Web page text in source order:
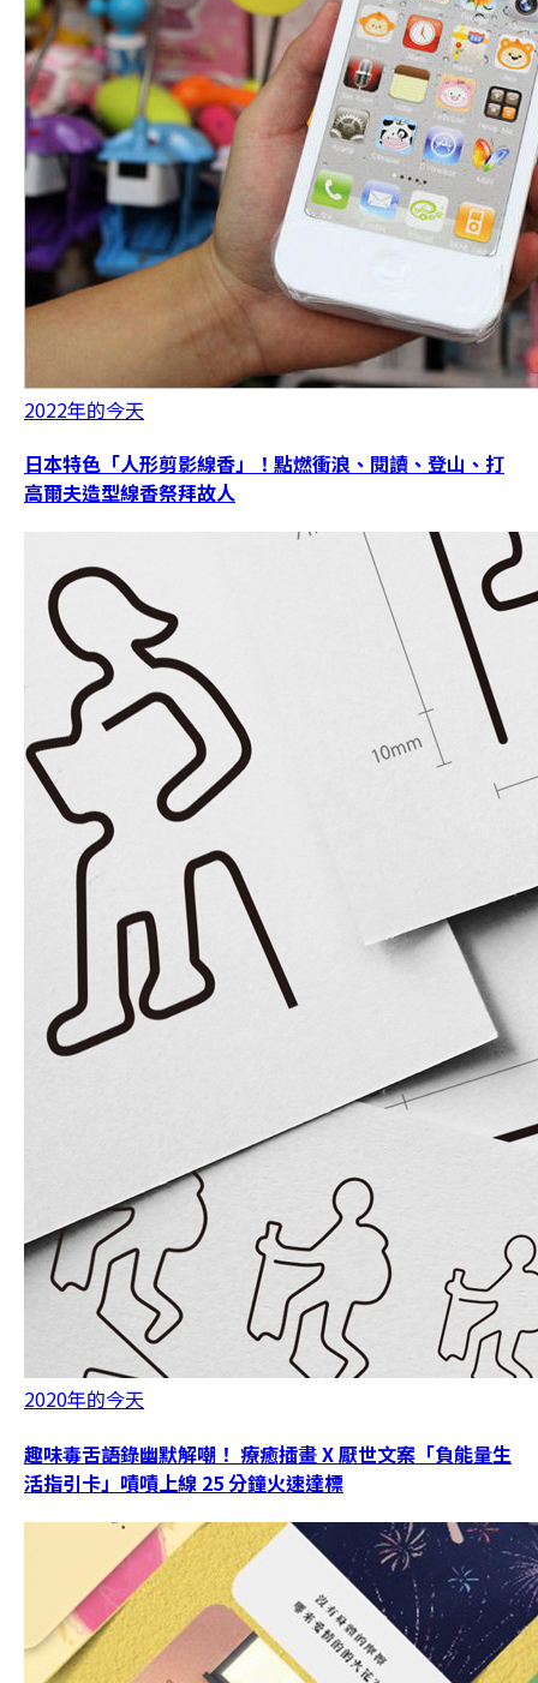
2022年的今天
日本特色「人形剪影線香」！點燃衝浪、閱讀、登山、打
高爾夫造型線香祭拜故人
2020年的今天
趣味毒舌語錄幽默解嘲！ 療癒插畫 X 厭世文案「負能量生
活指引卡」嘖嘖上線 25 分鐘火速達標